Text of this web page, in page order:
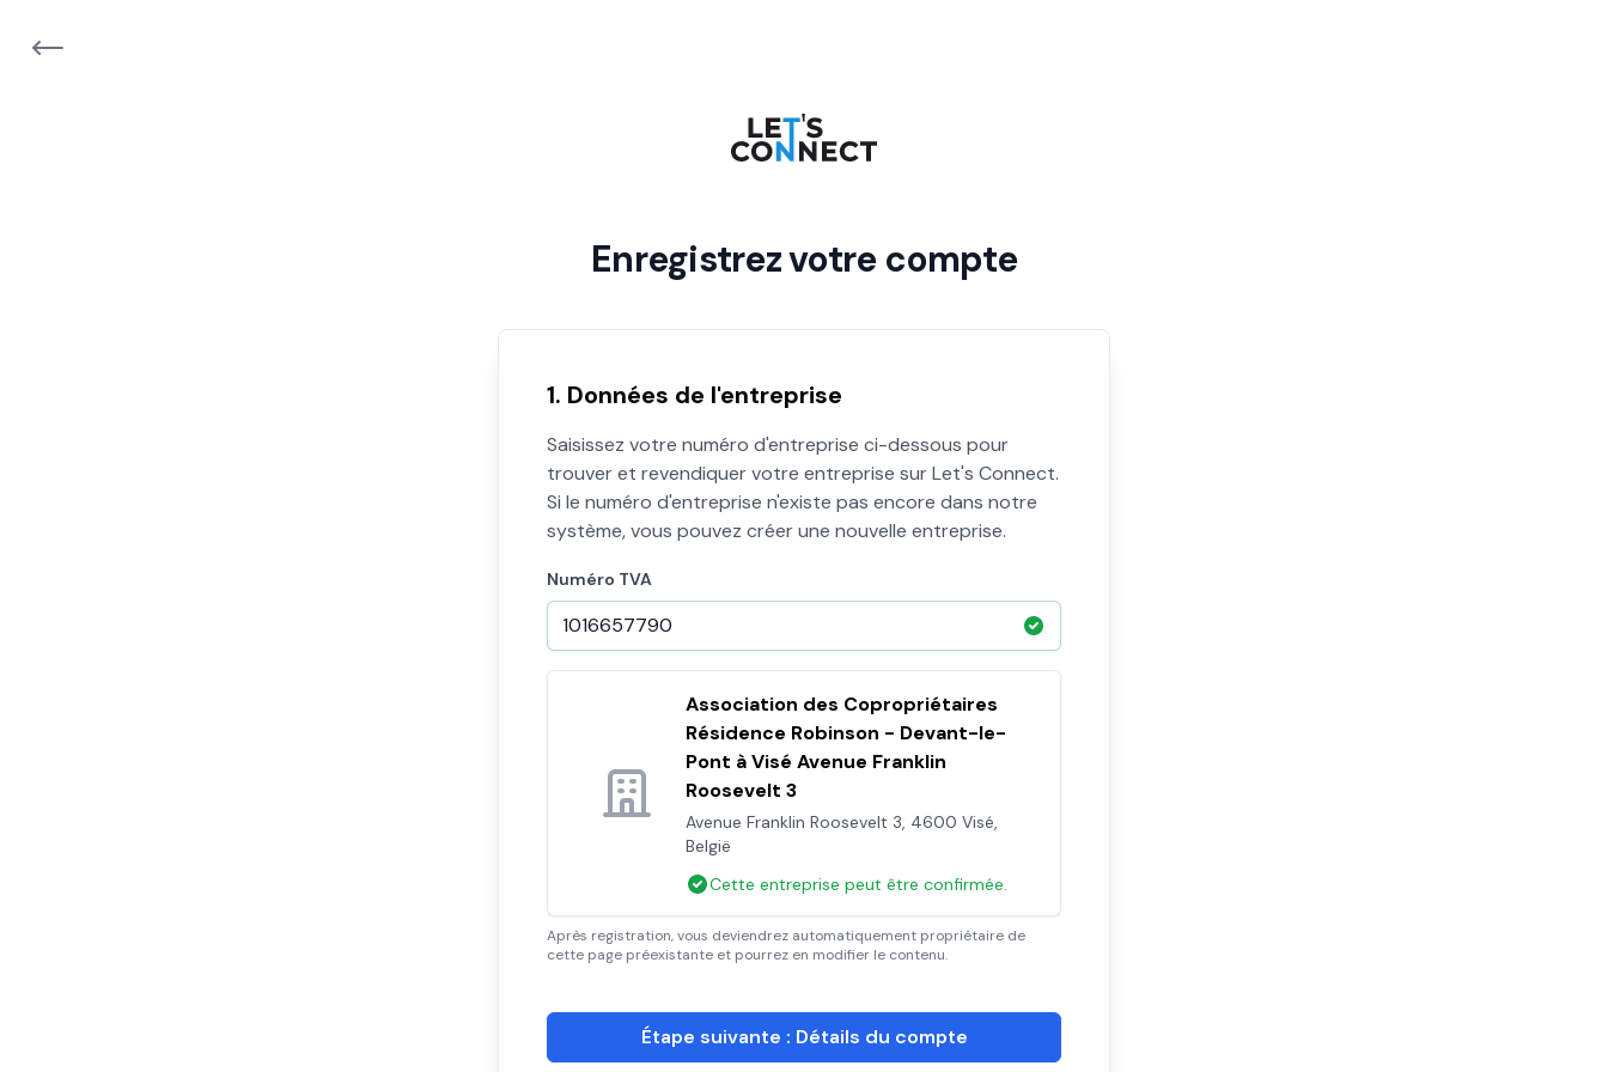
Enregistrez votre compte
1. Données de l'entreprise
Saisissez votre numéro d'entreprise ci-dessous pour
trouver et revendiquer votre entreprise sur Let's Connect.
Si le numéro d'entreprise n'existe pas encore dans notre
système, vous pouvez créer une nouvelle entreprise.
Numéro TVA
Association des Copropriétaires
Résidence Robinson - Devant-le-
Pont à Visé Avenue Franklin
Roosevelt 3
Avenue Franklin Roosevelt 3, 4600 Visé,
België
Cette entreprise peut être confirmée.
Après registration, vous deviendrez automatiquement propriétaire de
cette page préexistante et pourrez en modifier le contenu.
Étape suivante : Détails du compte